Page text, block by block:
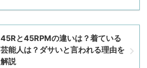
45Rと45RPMの違いは？着ている
芸能人は？ダサいと言われる理由を
解説